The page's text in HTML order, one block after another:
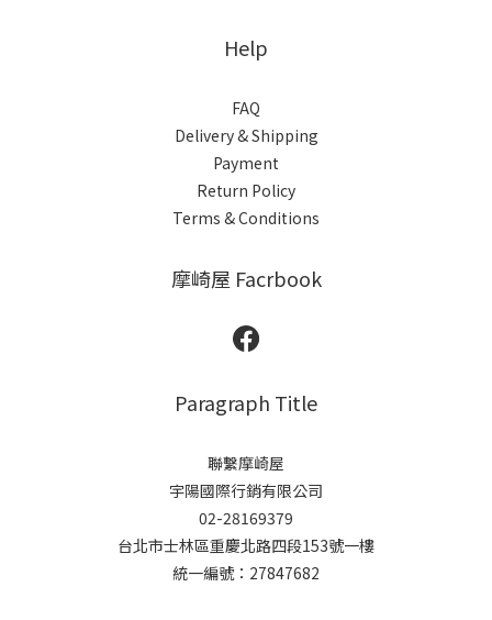
Help
FAQ
Delivery & Shipping
Payment
Return Policy
Terms & Conditions
摩崎屋 Facrbook
Paragraph Title
聯繫摩崎屋
宇陽國際行銷有限公司
02-28169379
台北市士林區重慶北路四段153號一樓
統一編號：27847682